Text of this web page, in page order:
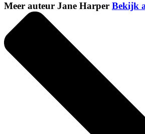
Meer auteur Jane Harper Bekijk